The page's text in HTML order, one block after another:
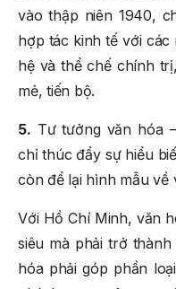
vào thập niên 1940,
hợp tác kinh tế với
hệ và thể chế chính
mẻ, tiến bộ.
5. Tư tưởng văn hóa
chỉ thúc đẩy sự hiểu
còn để lại hình mẫu về
Với Hồ Chí Minh, văn
siêu mà phải trở
hóa phải góp phần